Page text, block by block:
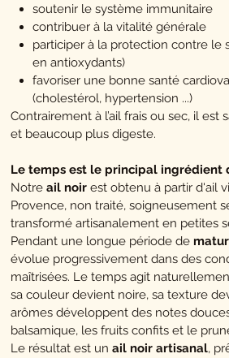
soutenir le système immunitaire
contribuer à la vitalité générale
participer à la protection contre le
en antioxydants)
favoriser une bonne santé
(cholestérol, hypertension ...)
Contrairement à l’ail frais ou sec, il est
et beaucoup plus digeste.
Le temps est le principal ingrédient
Notreail noirest obtenu à partir d'ail
Provence, non traité, soigneusement
transformé artisanalement en petites
Pendant une longue période de
évolue progressivement dans des
maîtrisées. Le temps agit
sa couleur devient noire, sa texture
arômes développent des notes
balsamique, les fruits confits et le
Le résultat est unail noir artisanal,